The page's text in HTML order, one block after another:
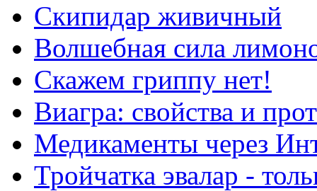
Скипидар живичный
Волшебная сила
Скажем гриппу нет!
Виагра: свойства и
Медикаменты через
Тройчатка эвалар -